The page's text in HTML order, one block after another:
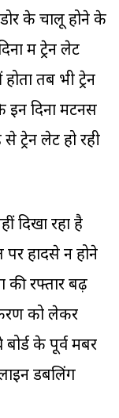
के चालू होने के
में ट्रेनें लेट
तब भी ट्रेनें
दिनों मेंटनेंस
लेट हो रही
दिखा रहा है
पर हादसे न होने
की रफ्तार बढ़
को लेकर
के पूर्व मेंबर
डबलिंग